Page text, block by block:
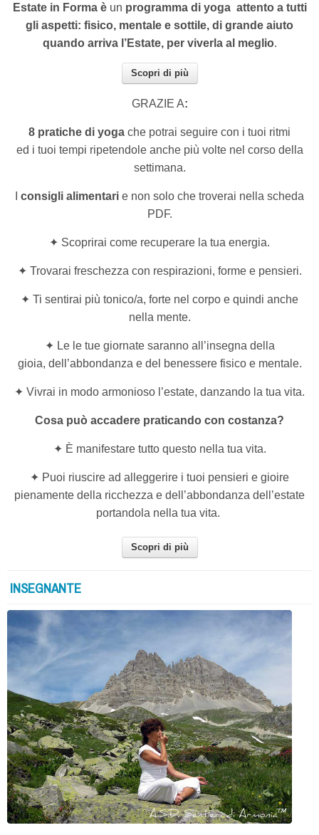
Estate in Forma èun programma di yoga attento a tutti
gli aspetti: fisico, mentale e sottile, di grande aiuto
quando arriva l’Estate, per viverla al meglio.
Scopri di più
GRAZIE A:
8 pratiche di yoga che potrai seguire con i tuoi ritmi
ed i tuoi tempi ripetendole anche più volte nel corso della
settimana.
consigli alimentari e non solo che troverai nella scheda
PDF.
✦ Scoprirai come recuperare la tua energia.
✦ Trovarai freschezza con respirazioni, forme e pensieri.
✦ Ti sentirai più tonico/a, forte nel corpo e quindi anche
nella mente.
✦ Le le tue giornate saranno all’insegna della
gioia, dell’abbondanza e del benessere fisico e mentale.
✦ Vivrai in modo armonioso l’estate, danzando la tua vita.
Cosa può accadere praticando con costanza?
✦ È manifestare tutto questo nella tua vita.
✦ Puoi riuscire ad alleggerire i tuoi pensieri e gioire
pienamente della ricchezza e dell’abbondanza dell’estate
portandola nella tua vita.
Scopri di più
INSEGNANTE